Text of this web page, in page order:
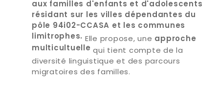
aux familles d'enfants et d'adolescents
résidant sur les villes dépendantes du
pôle 94i02-CCASA et les communes
limitrophes. Elle propose, une approche
multicultuelle qui tient compte de la
diversité linguistique et des parcours
migratoires des familles.